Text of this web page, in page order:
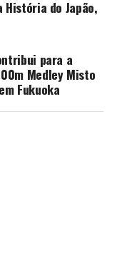
História do Japão,
para a
Medley Misto
Fukuoka